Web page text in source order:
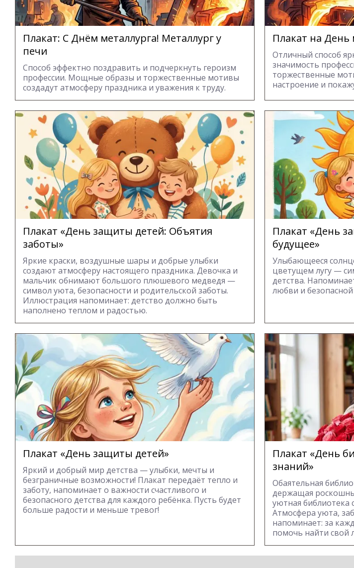
Плакат: С Днём металлурга! Металлург у
печи
Способ эффектно поздравить и подчеркнуть героизм
профессии. Мощные образы и торжественные мотивы
создадут атмосферу праздника и уважения к труду.
Плакат на День
Отличный способ
значимость
торжественные
настроение и
Плакат «День защиты детей: Объятия
заботы»
Яркие краски, воздушные шары и добрые улыбки
создают атмосферу настоящего праздника. Девочка и
мальчик обнимают большого плюшевого медведя —
символ уюта, безопасности и родительской заботы.
Иллюстрация напоминает: детство должно быть
наполнено теплом и радостью.
Плакат «День
будущее»
Улыбающееся
цветущем лугу —
детства.
любви и
Плакат «День защиты детей»
Яркий и добрый мир детства — улыбки, мечты и
безграничные возможности! Плакат передаёт тепло и
заботу, напоминает о важности счастливого и
безопасного детства для каждого ребёнка. Пусть будет
больше радости и меньше тревог!
Плакат «День
знаний»
Обаятельная
держащая
уютная библиотека
Атмосфера уюта,
напоминает: за
помочь найти свой